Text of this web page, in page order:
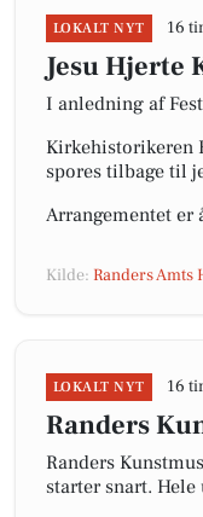
LOKALT NYT 16
Jesu Hjerte
I anledning af
Kirkehistorikeren
spores tilbage til
Arrangementet er
Kilde: Randers Amts
LOKALT NYT 16
Randers
Randers
starter snart. Hele